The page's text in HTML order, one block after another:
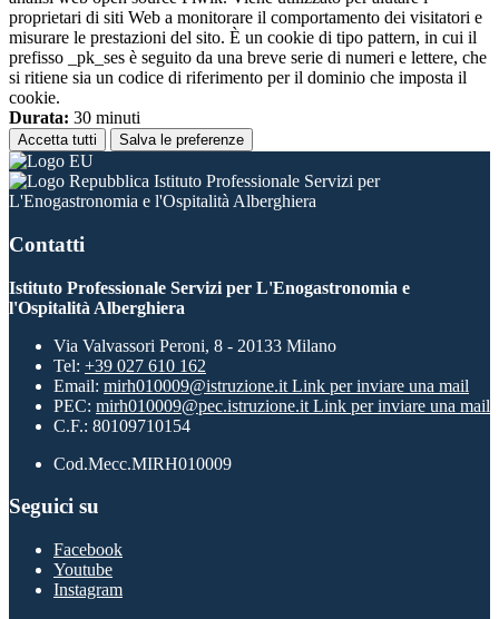
proprietari di siti Web a monitorare il comportamento dei visitatori e
misurare le prestazioni del sito. È un cookie di tipo pattern, in cui il
prefisso _pk_ses è seguito da una breve serie di numeri e lettere, che
si ritiene sia un codice di riferimento per il dominio che imposta il
cookie.
Durata: 30 minuti
Accetta tutti Salva le preferenze
Istituto Professionale Servizi per
L'Enogastronomia e l'Ospitalità Alberghiera
Contatti
Istituto Professionale Servizi per L'Enogastronomia e
l'Ospitalità Alberghiera
Via Valvassori Peroni, 8 - 20133 Milano
Tel: +39 027 610 162
Email: mirh010009@istruzione.it Link per inviare una mail
PEC: mirh010009@pec.istruzione.it Link per inviare una mail
C.F.: 80109710154
Cod.Mecc.MIRH010009
Seguici su
Facebook
Youtube
Instagram